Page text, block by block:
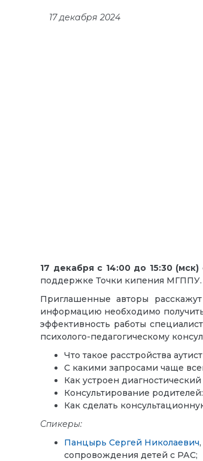
17 декабря 2024
17 декабряс 14:00 до 15:30 (мск)
поддержке Точки кипения МГППУ.
Приглашенные авторы
информацию необходимо получить
эффективность работы
психолого-педагогическому
Что такое расстройства
С какими запросами чаще
Как устроен
⁠⁠Консультирование
⁠Как сделать
Спикеры:
Панцырь Сергей Николаевич
сопровождения детей с РАС;